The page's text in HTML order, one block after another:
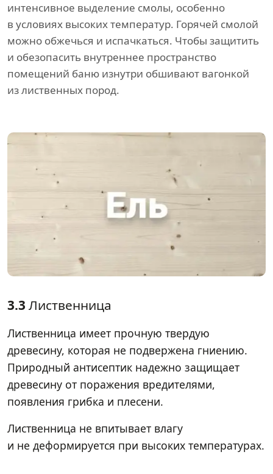
интенсивное выделение смолы, особенно
в условиях высоких температур. Горячей смолой
можно обжечься и испачкаться. Чтобы защитить
и обезопасить внутреннее пространство
помещений баню изнутри обшивают вагонкой
из лиственных пород.
3.3 Лиственница
Лиственница имеет прочную твердую
древесину, которая не подвержена гниению.
Природный антисептик надежно защищает
древесину от поражения вредителями,
появления грибка и плесени.
Лиственница не впитывает влагу
и не деформируется при высоких температурах.